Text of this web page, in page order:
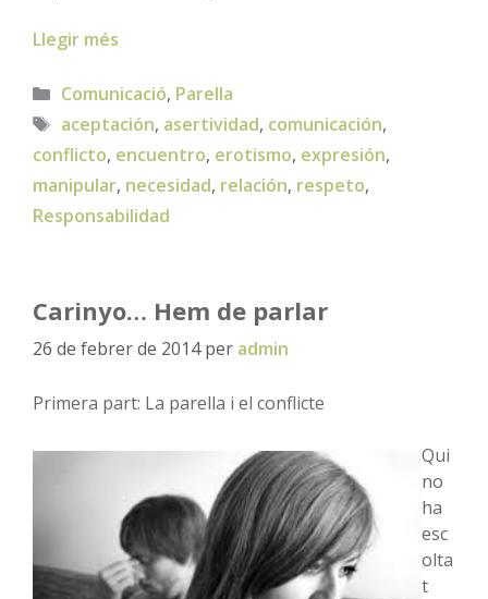
Llegir més
Categories
Comunicació, Parella
Etiquetes
aceptación, asertividad, comunicación,
conflicto, encuentro, erotismo, expresión,
manipular, necesidad, relación, respeto,
Responsabilidad
Carinyo… Hem de parlar
26 de febrer de 2014 per admin
Primera part: La parella i el conflicte
Qui
no
ha
esc
olta
t